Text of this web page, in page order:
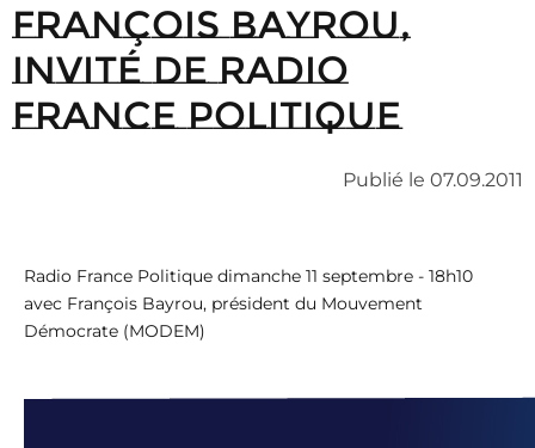
François Bayrou,
invité de Radio
France Politique
Publié le 07.09.2011
Radio France Politique dimanche 11 septembre - 18h10
avec François Bayrou, président du Mouvement
Démocrate (MODEM)